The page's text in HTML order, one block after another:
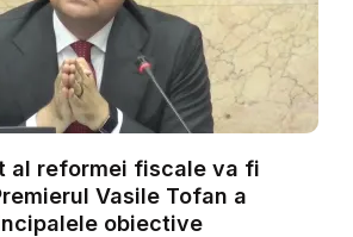
al reformei fiscale va fi
Vasile Tofan a
obiective